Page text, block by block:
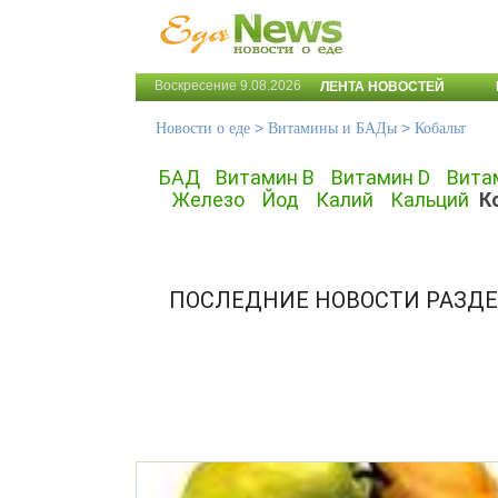
Воскресение 9.08.2026 ЛЕНТА НОВОСТЕЙ
Новости о еде > Витамины и БАДы > Кобальт
БАД Витамин B Витамин D
Железо
Йод Калий Кальций
ПОСЛЕДНИЕ НОВОСТИ